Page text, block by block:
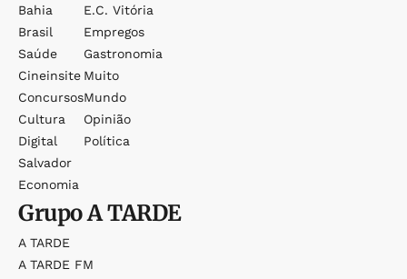
Bahia
Brasil
Saúde
Cineinsite
Concursos
Cultura
Digital
Salvador
Economia
E.c. Vitória
Empregos
Gastronomia
Muito
Mundo
Opinião
Política
GrupoA TARDE
A TARDE
A TARDE FM